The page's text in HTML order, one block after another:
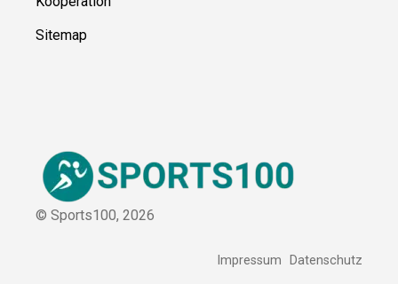
Sitemap
© Sports100, 2026
Impressum Datenschutz